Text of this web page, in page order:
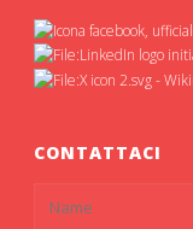
CONTATTACI